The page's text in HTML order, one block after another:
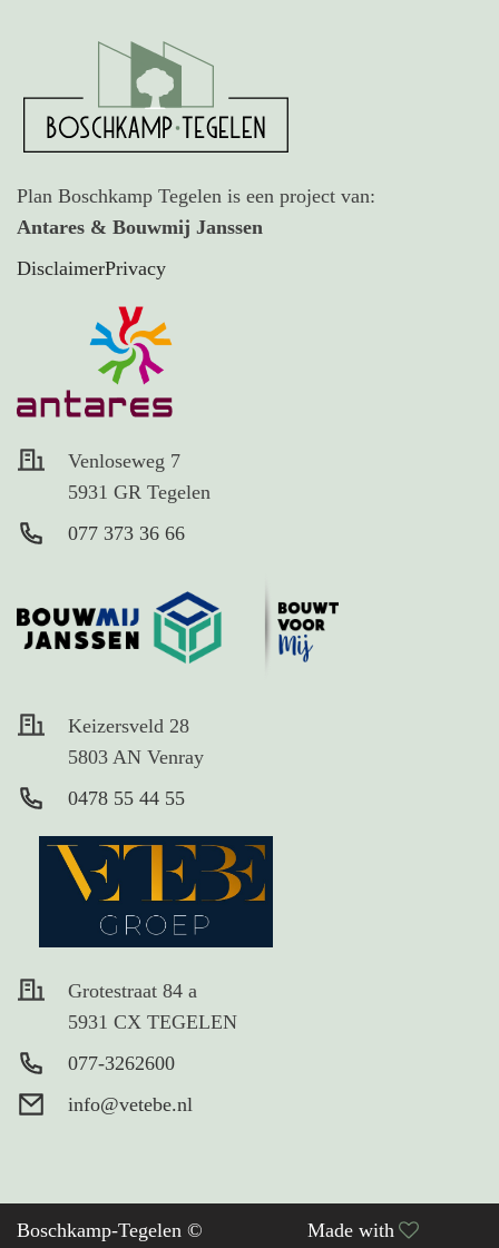
Plan Boschkamp Tegelen is een project van:
Antares & Bouwmij Janssen
DisclaimerPrivacy
Venloseweg 7
5931 GR Tegelen
077 373 36 66
Keizersveld 28
5803 AN Venray
0478 55 44 55
Grotestraat 84 a
5931 CX TEGELEN
077-3262600
info@vetebe.nl
Boschkamp-Tegelen © Made with